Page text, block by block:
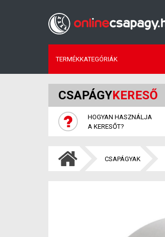
TERMÉKKATEGÓRIÁK
CSAPÁGYKERESŐ
HOGYAN HASZNÁLJA
A KERESŐT?
CSAPÁGYAK